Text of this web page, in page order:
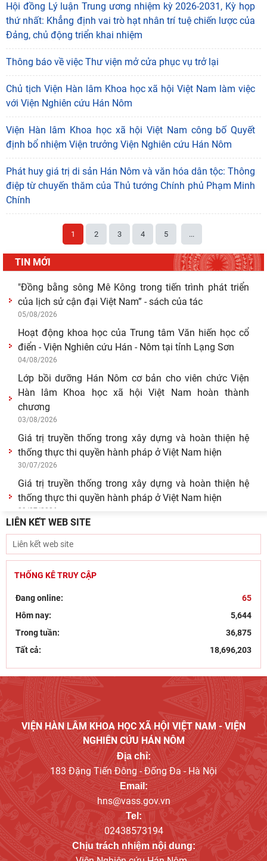
Hội đồng Lý luận Trung ương nhiệm kỳ 2026-2031, Kỳ họp
thứ nhất: Khẳng định vai trò hạt nhân trí tuệ chiến lược của
Đảng, chủ động triển khai nhiệm
Thông báo về việc Thư viện mở cửa phục vụ trở lại
Chủ tịch Viện Hàn lâm Khoa học xã hội Việt Nam làm việc
với Viện Nghiên cứu Hán Nôm
Viện Hàn lâm Khoa học xã hội Việt Nam công bố Quyết
định bổ nhiệm Viện trưởng Viện Nghiên cứu Hán Nôm
Phát huy giá trị di sản Hán Nôm và văn hóa dân tộc: Thông
điệp từ chuyến thăm của Thủ tướng Chính phủ Phạm Minh
Chính
1 2 3 4 5 ...
TIN MỚI
"Đồng bằng sông Mê Kông trong tiến trình phát triển
của lịch sử cận đại Việt Nam” - sách của tác
05/08/2026
Hoạt động khoa học của Trung tâm Văn hiến học cổ
điển - Viện Nghiên cứu Hán - Nôm tại tỉnh Lạng Sơn
04/08/2026
Lớp bồi dưỡng Hán Nôm cơ bản cho viên chức Viện
Hàn lâm Khoa học xã hội Việt Nam hoàn thành
chương
03/08/2026
Giá trị truyền thống trong xây dựng và hoàn thiện hệ
thống thực thi quyền hành pháp ở Việt Nam hiện
30/07/2026
Giá trị truyền thống trong xây dựng và hoàn thiện hệ
thống thực thi quyền hành pháp ở Việt Nam hiện
29/07/2026
Tín ngưỡng thờ cúng tổ tiên và văn hóa gia tộc: khảo
cứu từ tộc ước và hậu tộc
29/07/2026
Hội thảo “Không gian phát triển Việt Nam trong kỷ
27/07/2026
Viện Nghiên cứu Hán - Nôm tiếp và làm việc với GS.TS
Nguyễn Phương Ngọc – Phó hiệu trưởng Trường
22/07/2026
Góc nhìn của Đảng, hành động kiên quyết và bảo vệ
nền tảng tư tưởng trong kỷ nguyên số
trào Cần Vương chống Pháp
LIÊN KẾT WEB SITE
THỐNG KÊ TRUY CẬP
Đang online:
65
Hôm nay:
5,644
Trong tuần:
36,875
Tất cả:
18,696,203
VIỆN HÀN LÂM KHOA HỌC XÃ HỘI VIỆT NAM - VIỆN
NGHIÊN CỨU HÁN NÔM
Địa chỉ:
183 Đặng Tiến Đông - Đống Đa - Hà Nội
Email:
hns@vass.gov.vn
Tel:
02438573194
Chịu trách nhiệm nội dung: